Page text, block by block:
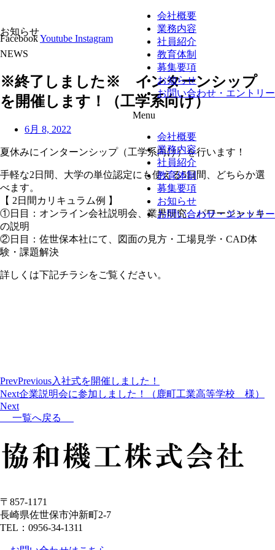
会社概要
業務内容
社員紹介
教育体制
募集要項
お知らせ
お問い合わせ・エントリー
Menu
会社概要
業務内容
社員紹介
教育体制
募集要項
お知らせ
お問い合わせ・エントリー
FacebookYoutube Instagram
お知らせ
NEWS
※終了しました※ インターンシップ
を開催します！（工学系向け）
6月 8, 2022
夏休みにインターンシップ（工学系向け）を行います！
手軽な2日間、大学の単位認定にも使える5日間、どちらか選
べます。
【 2日間カリキュラム例 】
①日目：オンライン会社説明会、業界研究、パワージャッキ
の説明
②日目：佐世保本社にて、図面の見方・工場見学・CAD体
験・課題解決
詳しくは下記チラシをご覧ください。
PrevPrevious入社式を開催しました！
Next企業説明会に参加しました！（鹿町工業高等学校 様）
Next
一覧へ戻る
〒857-1171
長崎県佐世保市沖新町2-7
TEL：0956-34-1311